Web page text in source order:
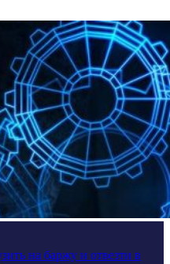
на баржу и отвезти в